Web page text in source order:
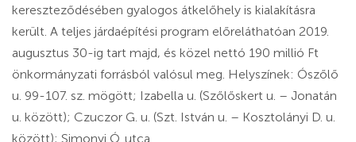
kereszteződésében gyalogos átkelőhely is kialakításra
került. A teljes járdaépítési program előreláthatóan 2019.
augusztus 30-ig tart majd, és közel nettó 190 millió Ft
önkormányzati forrásból valósul meg. Helyszínek: Ószőlő
u. 99-107. sz. mögött; Izabella u. (Szőlőskert u. – Jonatán
u. között); Czuczor G. u. (Szt. István u. – Kosztolányi D. u.
között); Simonyi Ó. utca.